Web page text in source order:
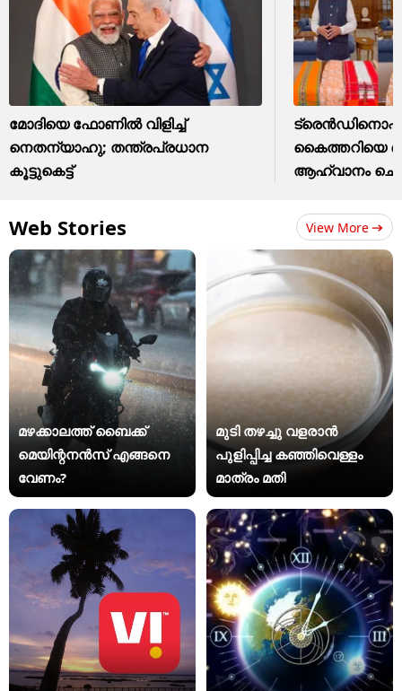
മോദിയെ ഫോണിൽ വിളിച്ച്
നെതന്യാഹു; തന്ത്രപ്രധാന
കൂട്ടുകെട്ട്
കൈത്തറിയെ
ആഹ്വാനം
Web Stories View More
മഴക്കാലത്ത് ബൈക്ക്
മെയിന്റനൻസ് എങ്ങനെ
വേണം?
മുടി തഴച്ചു വളരാൻ
പുളിപ്പിച്ച കഞ്ഞിവെള്ളം
മാത്രം മതി